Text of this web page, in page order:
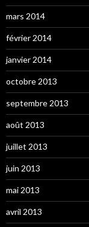
mars 2014
février 2014
janvier 2014
octobre 2013
septembre 2013
août 2013
juillet 2013
juin 2013
mai 2013
avril 2013